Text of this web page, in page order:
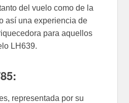
del vuelo como de la
así una experiencia de
para aquellos
LH639.
representada por su